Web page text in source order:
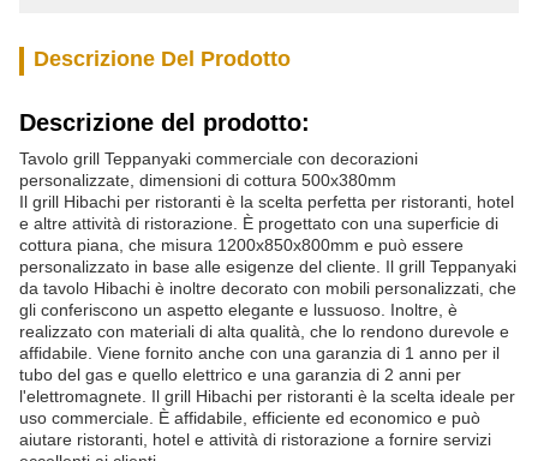
Descrizione Del Prodotto
Descrizione del prodotto:
Tavolo grill Teppanyaki commerciale con decorazioni
personalizzate, dimensioni di cottura 500x380mm
Il grill Hibachi per ristoranti è la scelta perfetta per ristoranti, hotel
e altre attività di ristorazione. È progettato con una superficie di
cottura piana, che misura 1200x850x800mm e può essere
personalizzato in base alle esigenze del cliente. Il grill Teppanyaki
da tavolo Hibachi è inoltre decorato con mobili personalizzati, che
gli conferiscono un aspetto elegante e lussuoso. Inoltre, è
realizzato con materiali di alta qualità, che lo rendono durevole e
affidabile. Viene fornito anche con una garanzia di 1 anno per il
tubo del gas e quello elettrico e una garanzia di 2 anni per
l'elettromagnete. Il grill Hibachi per ristoranti è la scelta ideale per
uso commerciale. È affidabile, efficiente ed economico e può
aiutare ristoranti, hotel e attività di ristorazione a fornire servizi